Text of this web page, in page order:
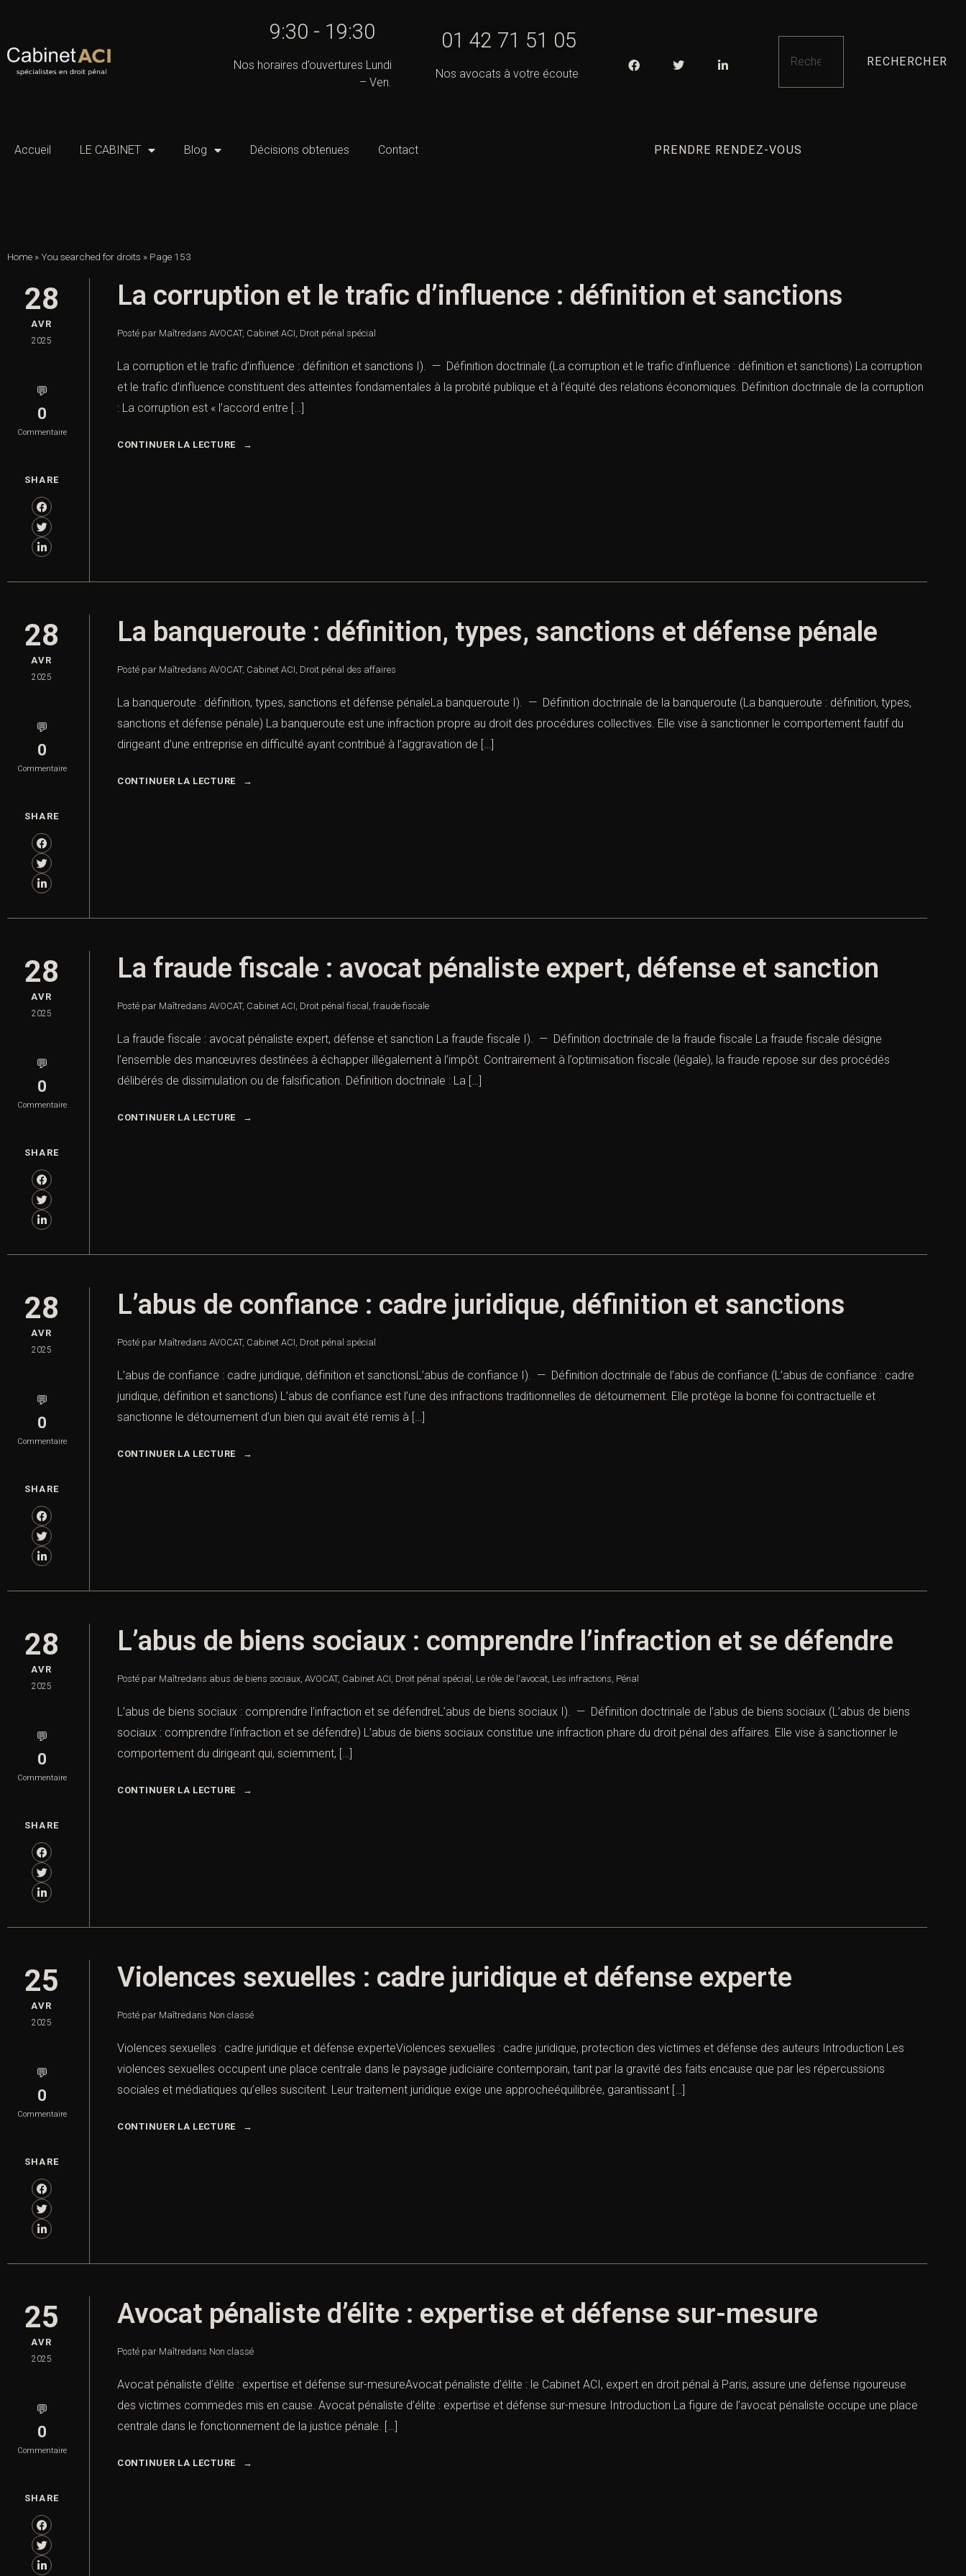
9:30 - 19:30
Nos horaires d’ouvertures Lundi
– Ven.
01 42 71 51 05
Nos avocats à votre écoute
RECHERCHER
Accueil LE CABINET Blog Décisions obtenues Contact PRENDRE RENDEZ-VOUS
Home »You searched for droits » Page 153
28
AVR
2025
💬
0
Commentaire
SHARE
La corruption et le trafic d’influence : définition et sanctions
Posté par Maîtredans AVOCAT, Cabinet ACI, Droit pénal spécial
La corruption et le trafic d’influence : définition et sanctions I). — Définition doctrinale (La corruption et le trafic d’influence : définition et sanctions) La corruption
et le trafic d’influence constituent des atteintes fondamentales à la probité publique et à l’équité des relations économiques. Définition doctrinale de la corruption
: La corruption est « l’accord entre […]
CONTINUER LA LECTURE
28
AVR
2025
💬
0
Commentaire
SHARE
La banqueroute : définition, types, sanctions et défense pénale
Posté par Maîtredans AVOCAT, Cabinet ACI, Droit pénal des affaires
La banqueroute : définition, types, sanctions et défense pénaleLa banqueroute I). — Définition doctrinale de la banqueroute (La banqueroute : définition, types,
sanctions et défense pénale) La banqueroute est une infraction propre au droit des procédures collectives. Elle vise à sanctionner le comportement fautif du
dirigeant d’une entreprise en difficulté ayant contribué à l’aggravation de […]
CONTINUER LA LECTURE
28
AVR
2025
💬
0
Commentaire
SHARE
La fraude fiscale : avocat pénaliste expert, défense et sanction
Posté par Maîtredans AVOCAT, Cabinet ACI, Droit pénal fiscal , fraude fiscale
La fraude fiscale : avocat pénaliste expert, défense et sanction La fraude fiscale I). — Définition doctrinale de la fraude fiscale La fraude fiscale désigne
l’ensemble des manœuvres destinées à échapper illégalement à l’impôt. Contrairement à l’optimisation fiscale (légale), la fraude repose sur des procédés
délibérés de dissimulation ou de falsification. Définition doctrinale : La […]
CONTINUER LA LECTURE
28
AVR
2025
💬
0
Commentaire
SHARE
L’abus de confiance : cadre juridique, définition et sanctions
Posté par Maîtredans AVOCAT, Cabinet ACI, Droit pénal spécial
L’abus de confiance : cadre juridique, définition et sanctionsL’abus de confiance I). — Définition doctrinale de l’abus de confiance (L’abus de confiance : cadre
juridique, définition et sanctions) L’abus de confiance est l’une des infractions traditionnelles de détournement. Elle protège la bonne foi contractuelle et
sanctionne le détournement d’un bien qui avait été remis à […]
CONTINUER LA LECTURE
28
AVR
2025
💬
0
Commentaire
SHARE
L’abus de biens sociaux : comprendre l’infraction et se défendre
Posté par Maîtredans abus de biens sociaux, AVOCAT, Cabinet ACI, Droit pénal spécial , Le rôle de l'avocat, Les infractions, Pénal
L’abus de biens sociaux : comprendre l’infraction et se défendreL’abus de biens sociaux I). — Définition doctrinale de l’abus de biens sociaux (L’abus de biens
sociaux : comprendre l’infraction et se défendre) L’abus de biens sociaux constitue une infraction phare du droit pénal des affaires. Elle vise à sanctionner le
comportement du dirigeant qui, sciemment, […]
CONTINUER LA LECTURE
25
AVR
2025
💬
0
Commentaire
SHARE
Violences sexuelles : cadre juridique et défense experte
Posté par Maîtredans Non classé
Violences sexuelles : cadre juridique et défense experteViolences sexuelles : cadre juridique, protection des victimes et défense des auteurs Introduction Les
violences sexuelles occupent une place centrale dans le paysage judiciaire contemporain, tant par la gravité des faits encause que par les répercussions
sociales et médiatiques qu’elles suscitent. Leur traitement juridique exige une approcheéquilibrée, garantissant […]
CONTINUER LA LECTURE
25
AVR
2025
💬
0
Commentaire
SHARE
Avocat pénaliste d’élite : expertise et défense sur-mesure
Posté par Maîtredans Non classé
Avocat pénaliste d’élite : expertise et défense sur-mesureAvocat pénaliste d’élite : le Cabinet ACI, expert en droit pénal à Paris, assure une défense rigoureuse
des victimes commedes mis en cause. Avocat pénaliste d’élite : expertise et défense sur-mesure Introduction La figure de l’avocat pénaliste occupe une place
centrale dans le fonctionnement de la justice pénale. […]
CONTINUER LA LECTURE